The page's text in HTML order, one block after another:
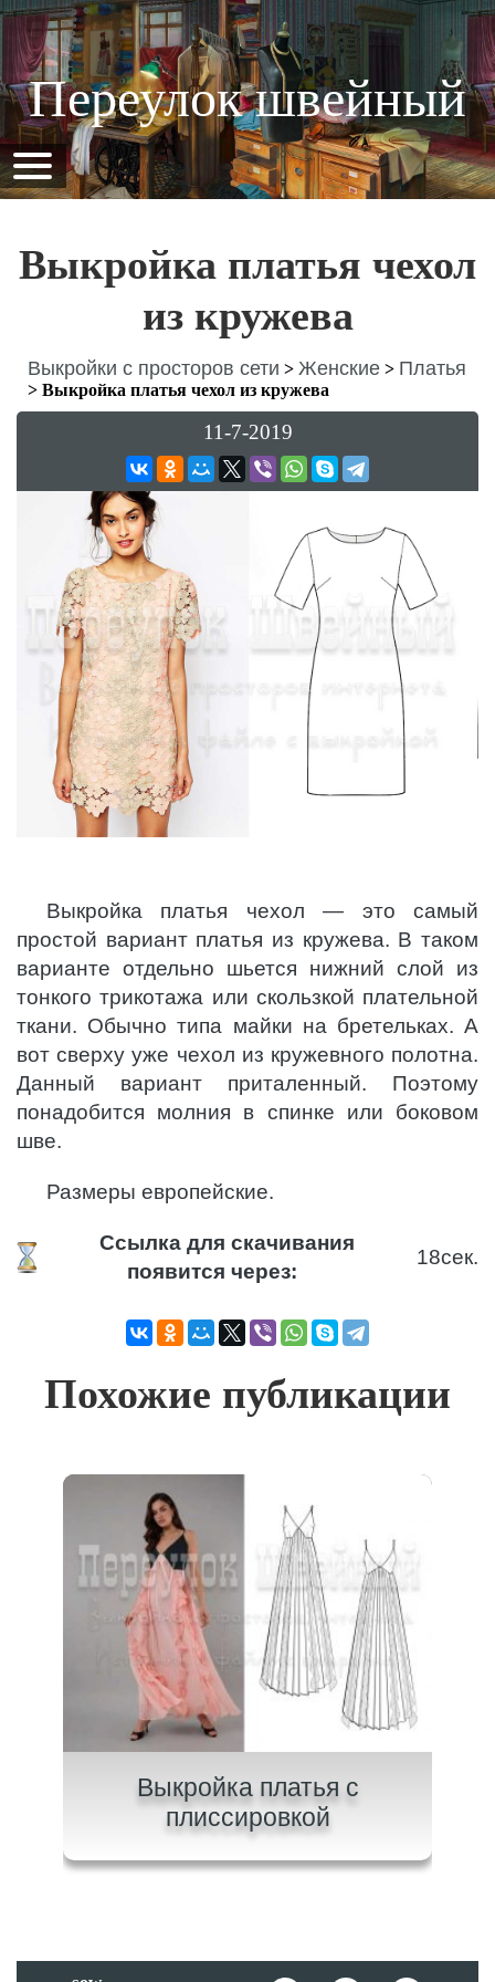
Переулок швейный
Выкройка платья чехол
из кружева
Выкройки с просторов сети > Женские > Платья
> Выкройка платья чехол из кружева
11-7-2019
Выкройка платья чехол — это самый
простой вариант платья из кружева. В таком
варианте отдельно шьется нижний слой из
тонкого трикотажа или скользкой плательной
ткани. Обычно типа майки на бретельках. А
вот сверху уже чехол из кружевного полотна.
Данный вариант приталенный. Поэтому
понадобится молния в спинке или боковом
шве.
Размеры европейские.
Ссылка для скачивания
появится через:
18сек.
Похожие публикации
Выкройка платья с
плиссировкой